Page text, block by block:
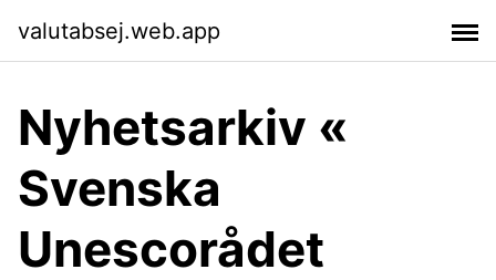
valutabsej.web.app
Nyhetsarkiv «
Svenska
Unescorådet